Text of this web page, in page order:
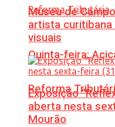
Quinta-feira:
Reforma
Museu de
artista
visuais
Exposição
aberta nesta
Mourão